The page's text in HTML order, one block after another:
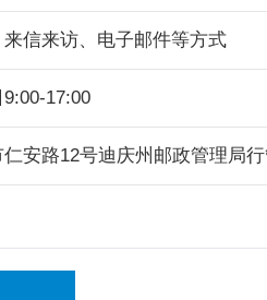
信来访、电子邮件等方式
17:00
安路12号迪庆州邮政管理局